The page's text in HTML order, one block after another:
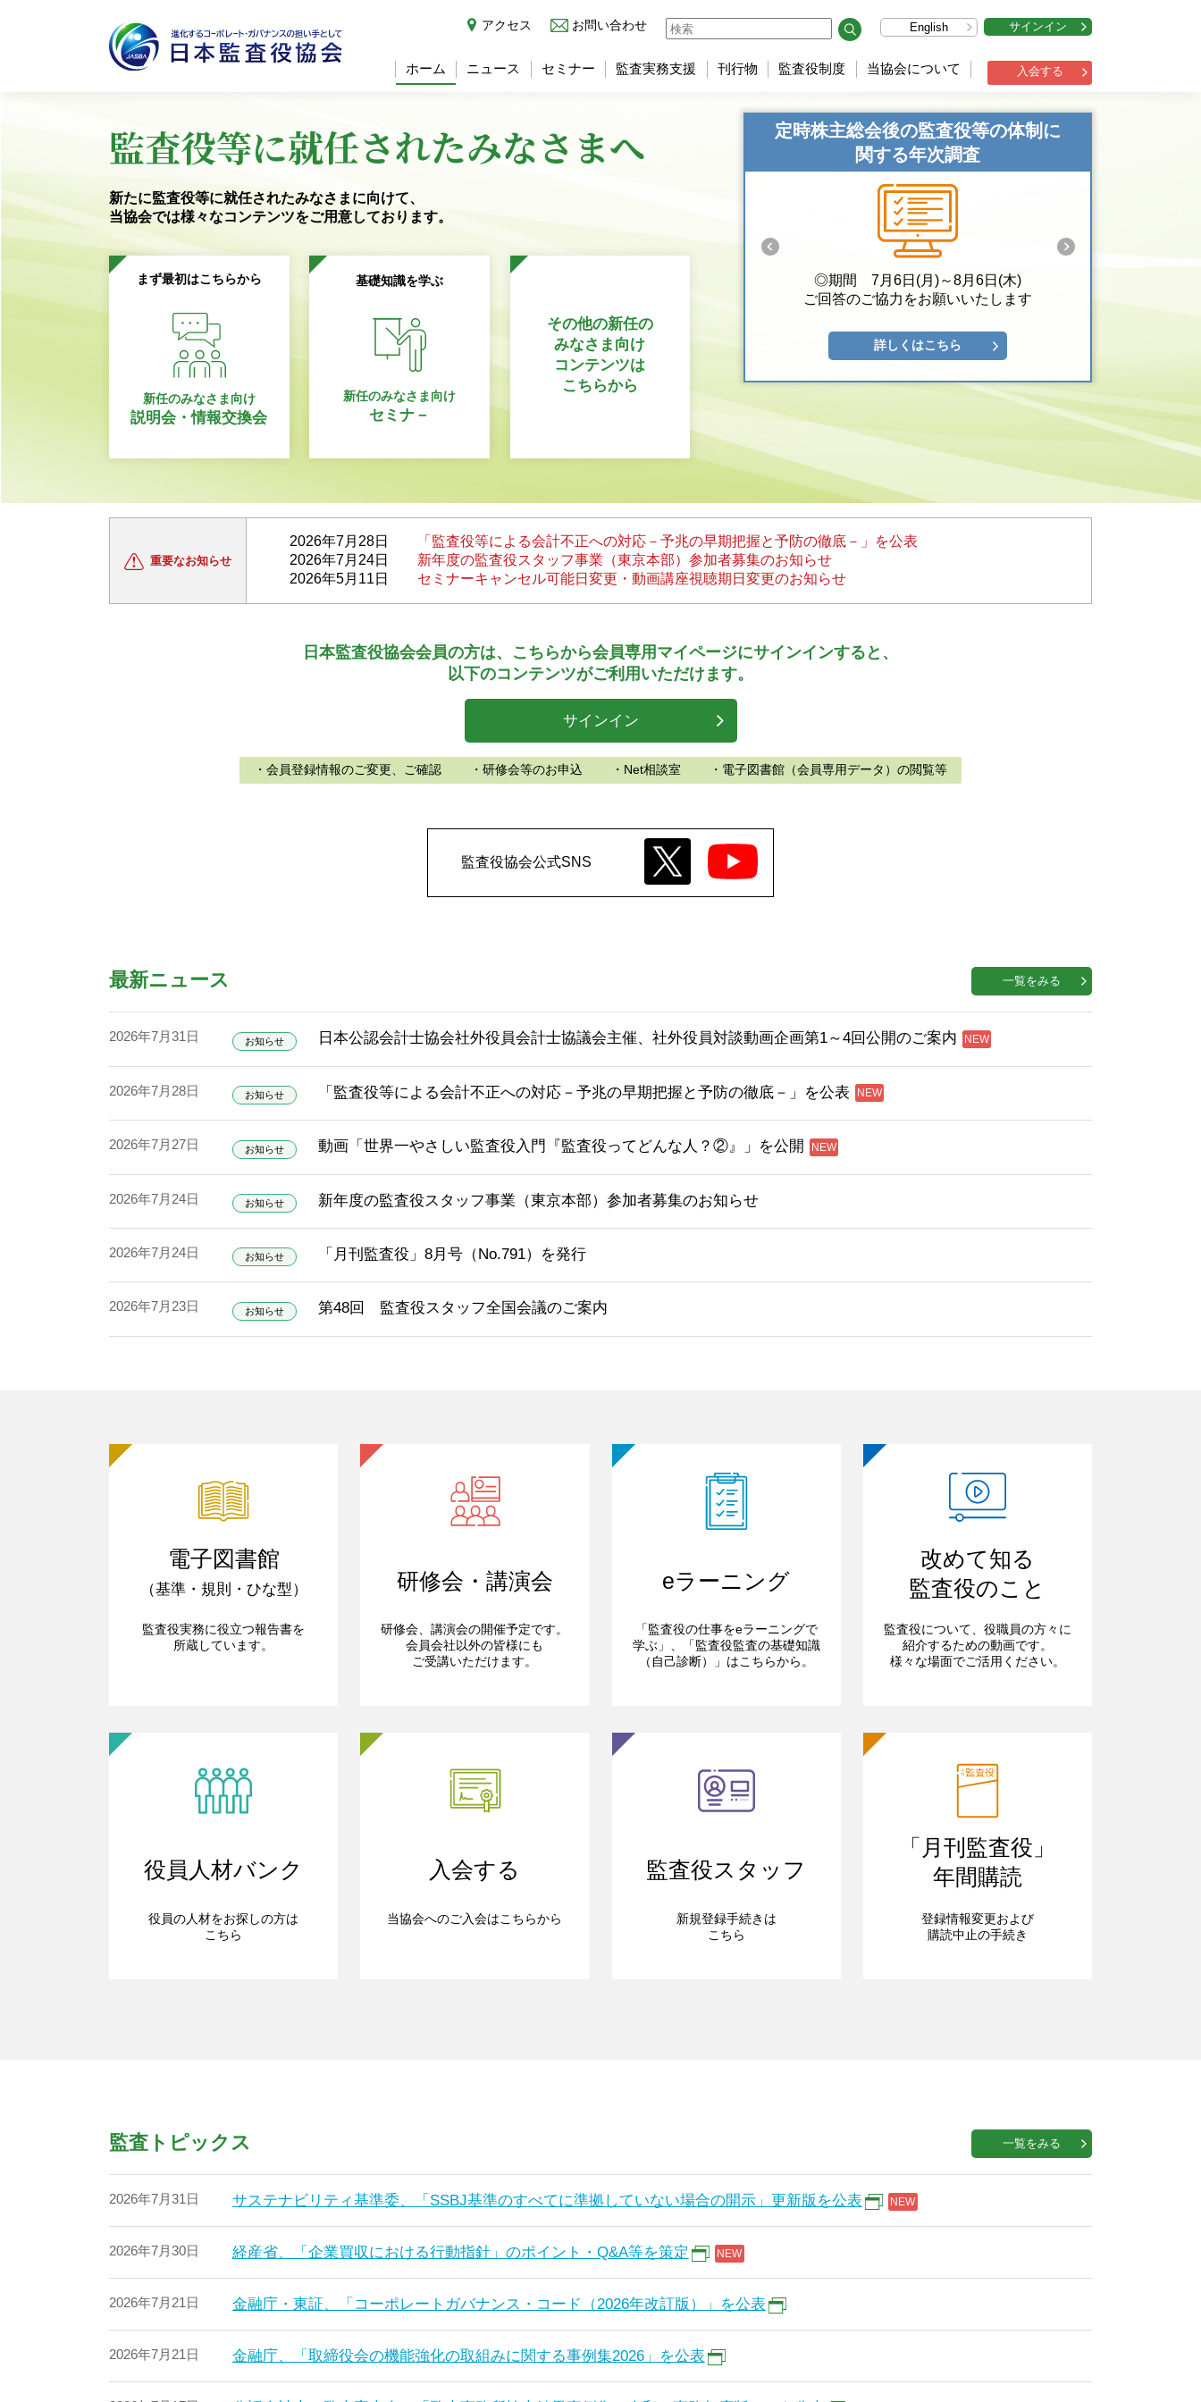
ホーム ニュース セミナー 監査実務支援 刊行物 監査役制度 当協会について 入会する
アクセス お問い合わせ English サインイン
監査役等に就任されたみなさまへ
新たに監査役等に就任されたみなさまに向けて、
当協会では様々なコンテンツをご用意しております。
まず最初はこちらから
新任のみなさま向け
説明会・情報交換会
基礎知識を学ぶ
新任のみなさま向け
セミナ－
その他の新任の
みなさま向け
コンテンツは
こちらから
定時株主総会後の監査役等の体制に
関する年次調査
◎期間 7月6日(月)～8月6日(木)
ご回答のご協力をお願いいたします
詳しくはこちら
重要なお知らせ
2026年7月28日
「監査役等による会計不正への対応－予兆の早期把握と予防の徹底－」を公表
2026年7月24日
新年度の監査役スタッフ事業（東京本部）参加者募集のお知らせ
2026年5月11日
セミナーキャンセル可能日変更・動画講座視聴期日変更のお知らせ
日本監査役協会会員の方は、 こちらから会員専用マイページにサインインすると、
以下のコンテンツがご利用いただけます。
サインイン
・会員登録情報のご変更、ご確認 ・研修会等のお申込 ・Net相談室 ・電子図書館（会員専用データ）の閲覧等
監査役協会公式SNS
最新ニュース 一覧をみる
2026年7月31日 お知らせ 日本公認会計士協会社外役員会計士協議会主催、社外役員対談動画企画第1～4回公開のご案内
2026年7月28日 お知らせ 「監査役等による会計不正への対応－予兆の早期把握と予防の徹底－」を公表
2026年7月27日 お知らせ 動画「世界一やさしい監査役入門『監査役ってどんな人？②』」を公開
2026年7月24日 お知らせ 新年度の監査役スタッフ事業（東京本部）参加者募集のお知らせ
2026年7月24日 お知らせ 「月刊監査役」8月号（No.791）を発行
2026年7月23日 お知らせ 第48回 監査役スタッフ全国会議のご案内
電子図書館
（基準・規則・ひな型）
監査役実務に役立つ報告書を
所蔵しています。
研修会・講演会
研修会、講演会の開催予定です。
会員会社以外の皆様にも
ご受講いただけます。
eラーニング
「監査役の仕事をeラーニングで
学ぶ」、「監査役監査の基礎知識
（自己診断）」はこちらから。
改めて知る
監査役のこと
監査役について、役職員の方々に
紹介するための動画です。
様々な場面でご活用ください。
役員人材バンク
役員の人材をお探しの方は
こちら
入会する
当協会へのご入会はこちらから
監査役スタッフ
新規登録手続きは
こちら
「月刊監査役」
年間購読
登録情報変更および
購読中止の手続き
監査トピックス 一覧をみる
2026年7月31日 サステナビリティ基準委、「SSBJ基準のすべてに準拠していない場合の開示」更新版を公表
2026年7月30日 経産省、「企業買収における行動指針」のポイント・Q&A等を策定
2026年7月21日 金融庁・東証、「コーポレートガバナンス・コード（2026年改訂版）」を公表
2026年7月21日 金融庁、「取締役会の機能強化の取組みに関する事例集2026」を公表